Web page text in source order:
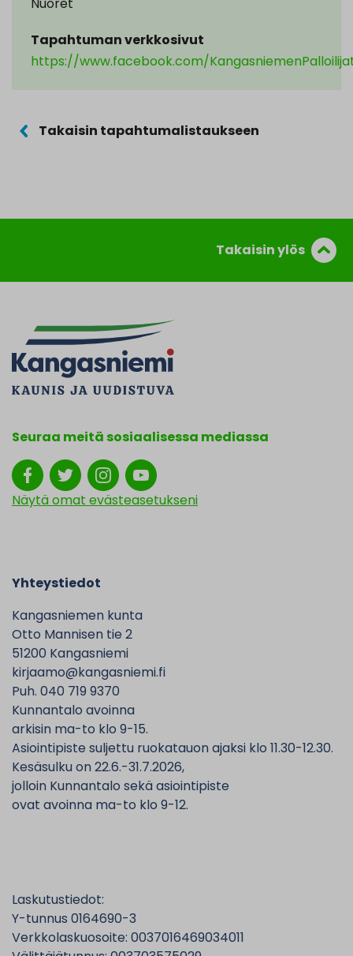
Tapahtuman verkkosivut
https://www.facebook.com/
Takaisin tapahtumalistaukseen
Takaisin ylös
Seuraa meitä sosiaalisessa mediassa
Näytä omat evästeasetukseni
Yhteystiedot
Kangasniemen kunta
Otto Mannisen tie 2
51200 Kangasniemi
kirjaamo@kangasniemi.fi
Puh. 040 719 9370
Kunnantalo avoinna
arkisin ma-to klo 9-15.
Asiointipiste suljettu ruokatauon ajaksi klo 11.30-12.30.
Kesäsulku on 22.6.-31.7.2026,
jolloin Kunnantalo sekä asiointipiste
ovat avoinna ma-to klo 9-12.
Laskutustiedot:
Y-tunnus 0164690-3
Verkkolaskuosoite: 0037016469034011